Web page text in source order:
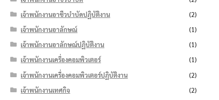
เจ้าพนักงานอาชีวบำบัดปฏิบัติงาน
(2)
เจ้าพนักงานอาลักษณ์
(1)
เจ้าพนักงานอาลักษณ์ปฏิบัติงาน
(1)
เจ้าพนักงานเครื่องคอมพิวเตอร์
(1)
เจ้าพนักงานเครื่องคอมพิวเตอร์ปฏิบัติงาน
(2)
เจ้าพนักงานเทศกิจ
(2)